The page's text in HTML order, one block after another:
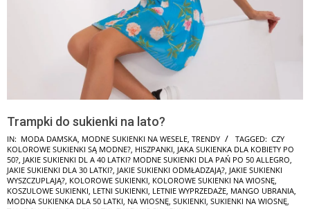
Trampki do sukienki na lato?
IN: MODA DAMSKA MODNE SUKIENKI NA WESELE TRENDY TAGGED: CZY
KOLOROWE SUKIENKI SĄ MODNE? HISZPANKI JAKA SUKIENKA DLA KOBIETY PO
50? JAKIE SUKIENKI DL A 40 LATKI? MODNE SUKIENKI DLA PAŃ PO 50 ALLEGRO
JAKIE SUKIENKI DLA 30 LATKI? JAKIE SUKIENKI ODMŁADZAJĄ? JAKIE SUKIENKI
WYSZCZUPLAJĄ? KOLOROWE SUKIENKI KOLOROWE SUKIENKI NA WIOSNĘ
KOSZULOWE SUKIENKI LETNI SUKIENKI LETNIE WYPRZEDAŻE MANGO UBRANIA
MODNA SUKIENKA DLA 50 LATKI NA WIOSNĘ SUKIENKI SUKIENKI NA WIOSNĘ